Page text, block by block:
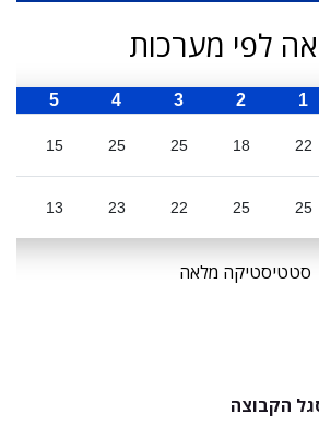
לפי מערכות
1
2
3
4
5
22
18
25
25
15
25
25
22
23
13
סטטיסטיקה מלאה
הקבוצה